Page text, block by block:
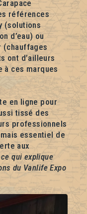
références
(solutions
d’eau) ou
(chauffages
ont d’ailleurs
à ces marques
en ligne pour
tissé des
professionnels
essentiel de
aux
ce qui explique
du Vanlife Expo